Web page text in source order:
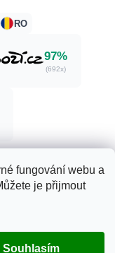
fungování webu a
je přijmout
Souhlasím
RO
97%
(692x)
. Všechna práva
cookies